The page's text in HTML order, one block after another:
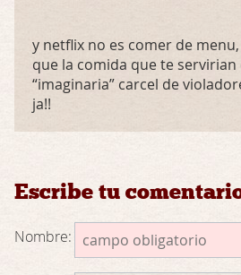
y netflix no es comer de menu,
que la comida que te servirian
“imaginaria” carcel de
ja!!
Escribe tu
Nombre: